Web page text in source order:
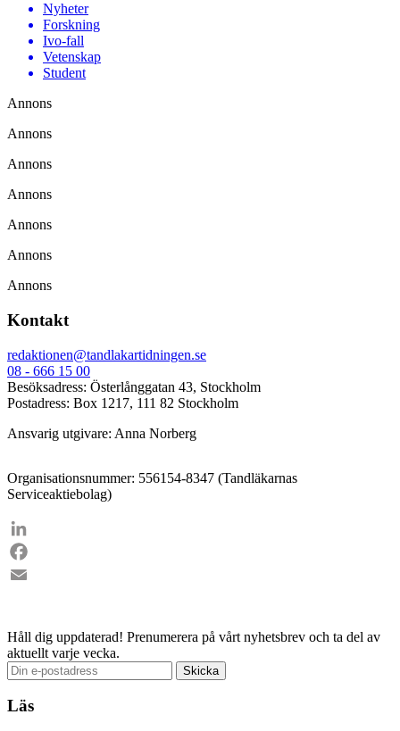
Nyheter
Forskning
Ivo-fall
Vetenskap
Student
Annons
Annons
Annons
Annons
Annons
Annons
Annons
Kontakt
redaktionen@tandlakartidningen.se
08 - 666 15 00
Besöksadress: Österlånggatan 43, Stockholm
Postadress: Box 1217, 111 82 Stockholm
Ansvarig utgivare: Anna Norberg
Organisationsnummer: 556154-8347 (Tandläkarnas
Serviceaktiebolag)
LinkedIn
Facebook
Håll dig uppdaterad! Prenumerera på vårt nyhetsbrev och ta del av
aktuellt varje vecka.
Läs